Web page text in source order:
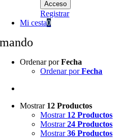
Registrar
Mi cesta0
mando
Ordenar porFecha
Ordenar porFecha
Mostrar 12 Productos
Mostrar 12 Productos
Mostrar24 Productos
Mostrar36 Productos